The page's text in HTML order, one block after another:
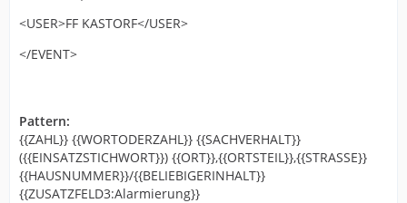
<USER>FF KASTORF</USER>
</EVENT>
Pattern:
{{ZAHL}} {{WORTODERZAHL}} {{SACHVERHALT}}
({{EINSATZSTICHWORT}}) {{ORT}},{{ORTSTEIL}},{{STRASSE}}
{{HAUSNUMMER}}/{{BELIEBIGERINHALT}}
{{ZUSATZFELD3:Alarmierung}}